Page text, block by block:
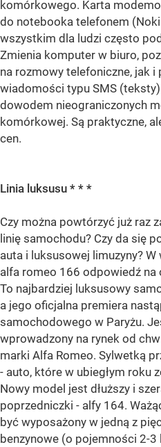
komórkowego. Karta
do notebooka telefonem
wszystkim dla ludzi często
Zmienia komputer w biuro,
na rozmowy telefoniczne, jak i
wiadomości typu SMS
dowodem nieograniczonych
komórkowej. Są praktyczne,
cen.
Linia luksusu * * *
Czy można powtórzyć już raz
linię samochodu? Czy da się
auta i luksusowej limuzyny?
alfa romeo 166 odpowiedź na
To najbardziej luksusowy
a jego oficjalna premiera
samochodowego w Paryżu.
wprowadzony na rynek od
marki Alfa Romeo. Sylwetką
- auto, które w ubiegłym roku
Nowy model jest dłuższy i
poprzedniczki - alfy 164.
być wyposażony w jedną z
benzynowe (o pojemności 2-